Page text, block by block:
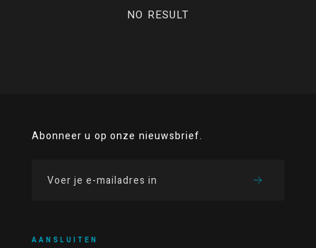
NO RESULT
Abonneer u op onze nieuwsbrief.
AANSLUITEN